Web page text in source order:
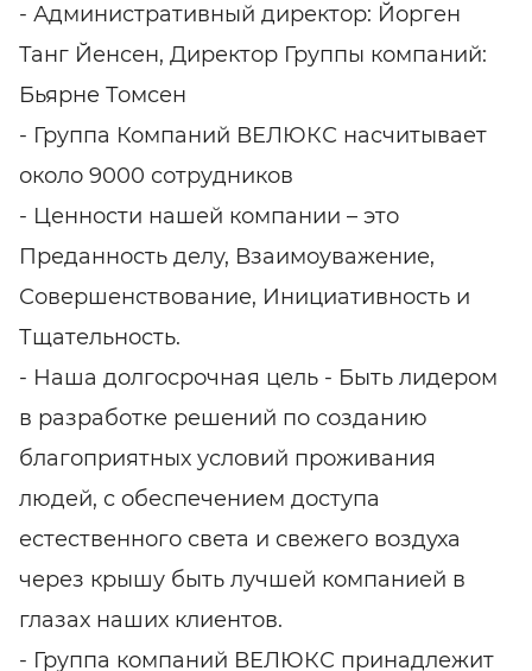
- Административный директор: Йорген
Танг Йенсен, Директор Группы компаний:
Бьярне Томсен
- Группа Компаний ВЕЛЮКС насчитывает
около 9000 сотрудников
- Ценности нашей компании – это
Преданность делу, Взаимоуважение,
Совершенствование, Инициативность и
Тщательность.
- Наша долгосрочная цель - Быть лидером
в разработке решений по созданию
благоприятных условий проживания
людей, с обеспечением доступа
естественного света и свежего воздуха
через крышу быть лучшей компанией в
глазах наших клиентов.
- Группа компаний ВЕЛЮКС принадлежит